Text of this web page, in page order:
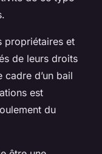
propriétaires et
de leurs droits
d’un bail
est
du